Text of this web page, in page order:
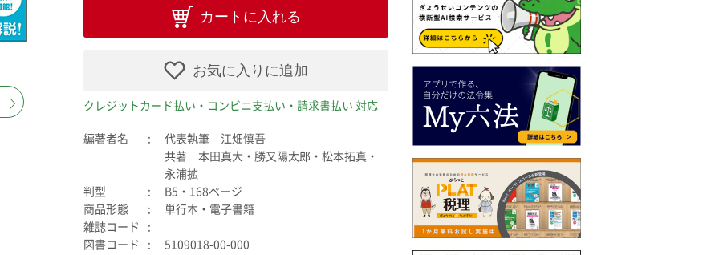
カートに入れる
お気に入りに追加
クレジットカード払い・コンビニ支払い・請求書払い 対応
編著者名
代表執筆 江畑慎吾
共著 本田真大・勝又陽太郎・松本拓真・
永浦拡
判型
B5・168ページ
商品形態
単行本・電子書籍
雑誌コード
図書コード
5109018-00-000